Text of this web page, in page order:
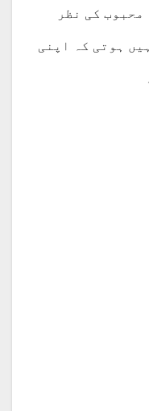
کی نظر
ہوتی کہ اپنی